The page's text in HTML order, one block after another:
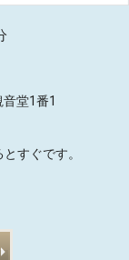
堂1番1
すぐです。